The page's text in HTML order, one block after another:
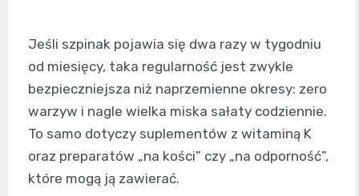
Jeśli szpinak pojawia się dwa razy w tygodniu
od miesięcy, taka regularność jest zwykle
bezpieczniejsza niż naprzemienne okresy: zero
warzyw i nagle wielka miska sałaty codziennie.
To samo dotyczy suplementów z witaminą K
oraz preparatów „na kości” czy „na odporność”,
które mogą ją zawierać.